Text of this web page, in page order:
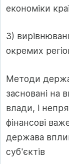
економіки
3)
окремих
Методи
засновані на
влади, і
фінансові
держава
суб'єктів